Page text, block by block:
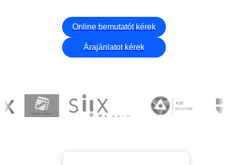
Online bemutatót kérek
Árajánlatot kérek